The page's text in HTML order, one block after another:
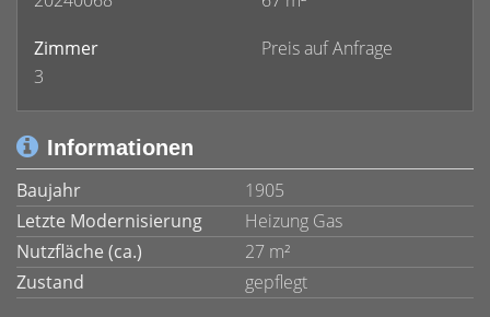
Zimmer
3
Preis auf Anfrage
Informationen
Baujahr
1905
Letzte Modernisierung
Heizung Gas
Nutzfläche (ca.)
27 m²
Zustand
gepflegt